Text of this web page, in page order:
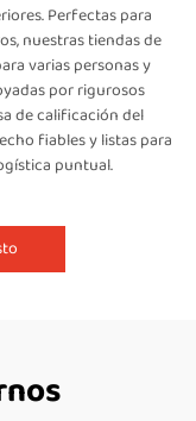
Perfectas para
nuestras tiendas de
varias personas y
por rigurosos
de calificación del
fiables y listas para
puntual.